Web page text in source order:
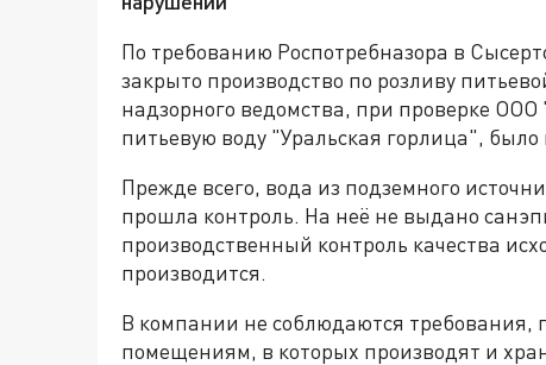
По требованию Роспотребназора в
закрыто производство по розливу
надзорного ведомства, при проверке ООО
питьевую воду "Уральская горлица",
Прежде всего, вода из подземного
прошла контроль. На неё не выдано
производственный контроль качества
производится.
В компании не соблюдаются требования,
помещениям, в которых производят и